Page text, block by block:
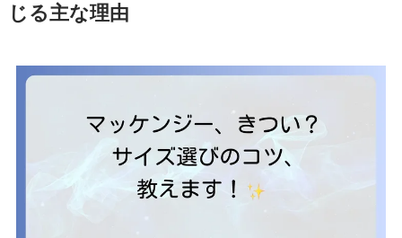
じる主な理由